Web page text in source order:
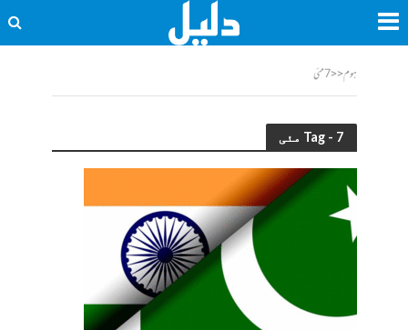
ہوم<<7 مئی
Tag - 7 مئی